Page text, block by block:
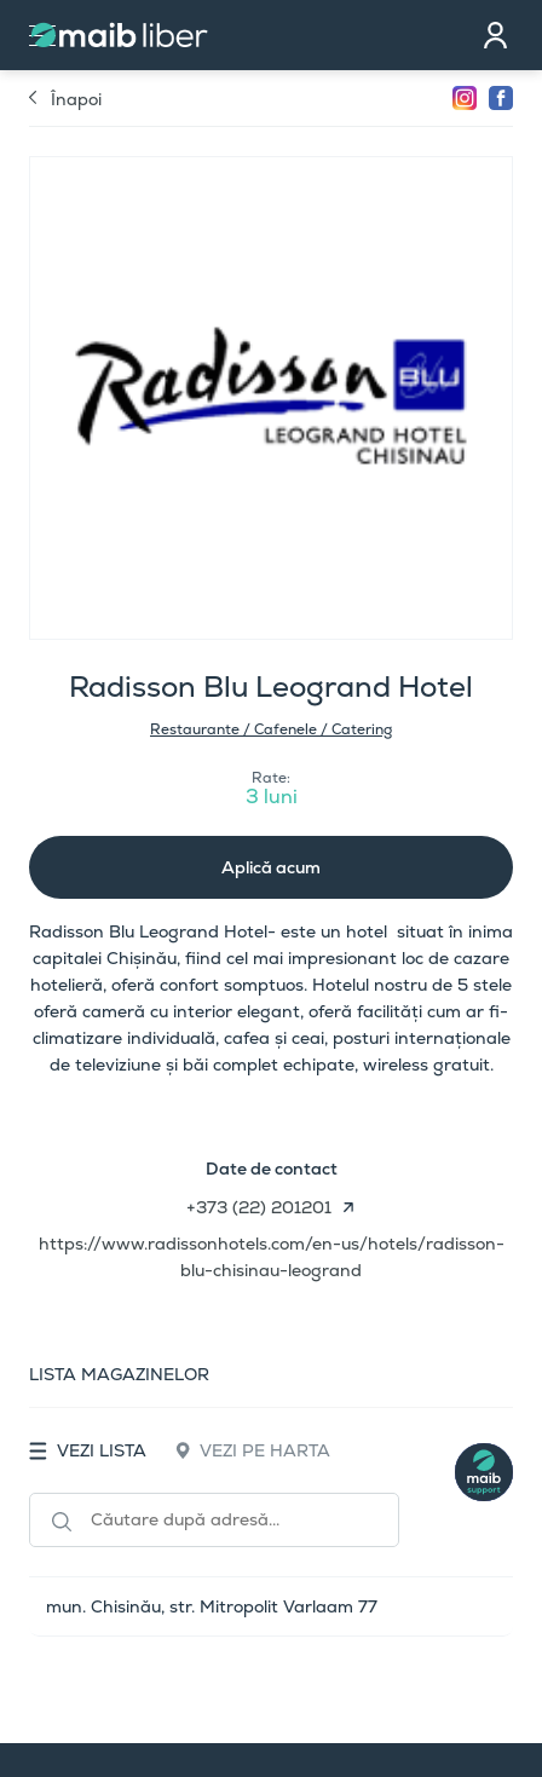
Contact
Devino partener
Înapoi
Radisson Blu Leogrand Hotel
Restaurante / Cafenele / Catering
Rate:
3 luni
Aplică acum
Radisson Blu Leogrand Hotel- este un hotel situat în inima
capitalei Chișinău, fiind cel mai impresionant loc de cazare
hotelieră, oferă confort somptuos. Hotelul nostru de 5 stele
oferă cameră cu interior elegant, oferă facilități cum ar fi-
climatizare individuală, cafea și ceai, posturi internaționale
de televiziune și băi complet echipate, wireless gratuit.
Date de contact
+373 (22) 201201
https://www.radissonhotels.com/en-us/hotels/radisson-
blu-chisinau-leogrand
LISTA MAGAZINELOR
VEZI LISTA VEZI PE HARTA
mun. Chisinău, str. Mitropolit Varlaam 77